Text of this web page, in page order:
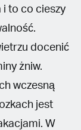
i to co cieszy
docenić
żniw.
wczesną
jest
W